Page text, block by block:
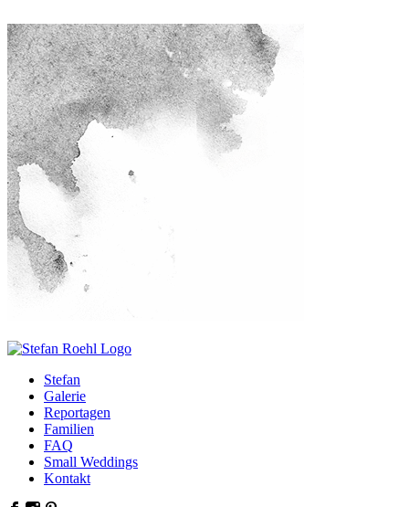
Stefan
Galerie
Reportagen
Familien
FAQ
Small Weddings
Kontakt